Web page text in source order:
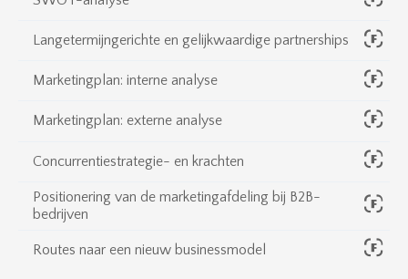
Langetermijngerichte en gelijkwaardige partnerships
Marketingplan: interne analyse
Marketingplan: externe analyse
Concurrentiestrategie- en krachten
Positionering van de marketingafdeling bij B2B-
bedrijven
Routes naar een nieuw businessmodel